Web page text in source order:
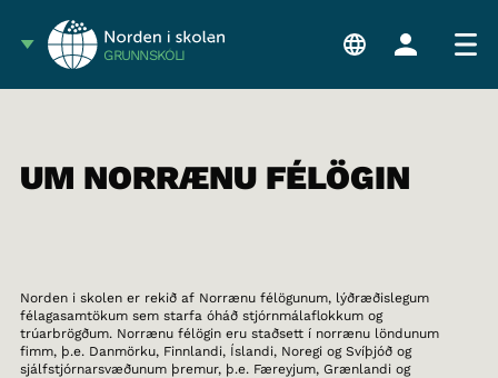
GRUNNSKÓLI
UM NORRÆNU FÉLÖGIN
Norden i skolen er rekið af Norrænu félögunum, lýðræðislegum
félagasamtökum sem starfa óháð stjórnmálaflokkum og
trúarbrögðum. Norrænu félögin eru staðsett í norrænu löndunum
fimm, þ.e. Danmörku, Finnlandi, Íslandi, Noregi og Svíþjóð og
sjálfstjórnarsvæðunum þremur, þ.e. Færeyjum, Grænlandi og